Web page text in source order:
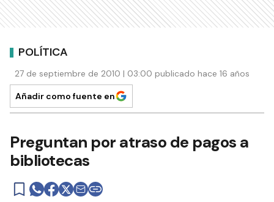
POLÍTICA
27 de septiembre de 2010 | 03:00 publicado hace 16 años
Añadir como fuente en
Preguntan por atraso de pagos a
bibliotecas